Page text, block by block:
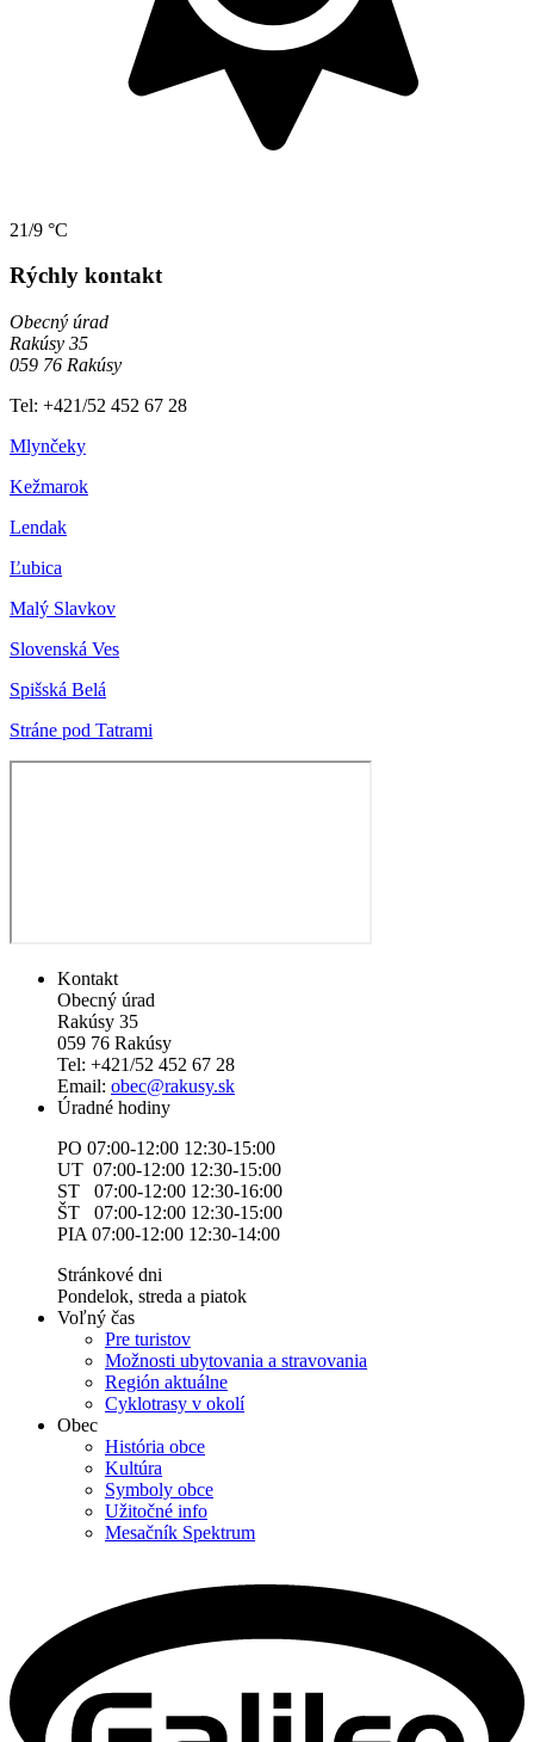
21/9 °C
Rýchly kontakt
Obecný úrad
Rakúsy 35
059 76 Rakúsy
Tel: +421/52 452 67 28
Mlynčeky
Kežmarok
Lendak
Ľubica
Malý Slavkov
Slovenská Ves
Spišská Belá
Stráne pod Tatrami
Kontakt
Obecný úrad
Rakúsy 35
059 76 Rakúsy
Tel: +421/52 452 67 28
Email: obec@rakusy.sk
Úradné hodiny
PO 07:00-12:00 12:30-15:00
UT 07:00-12:00 12:30-15:00
ST 07:00-12:00 12:30-16:00
ŠT 07:00-12:00 12:30-15:00
PIA 07:00-12:00 12:30-14:00
Stránkové dni
Pondelok, streda a piatok
Voľný čas
Pre turistov
Možnosti ubytovania a stravovania
Región aktuálne
Cyklotrasy v okolí
Obec
História obce
Kultúra
Symboly obce
Užitočné info
Mesačník Spektrum